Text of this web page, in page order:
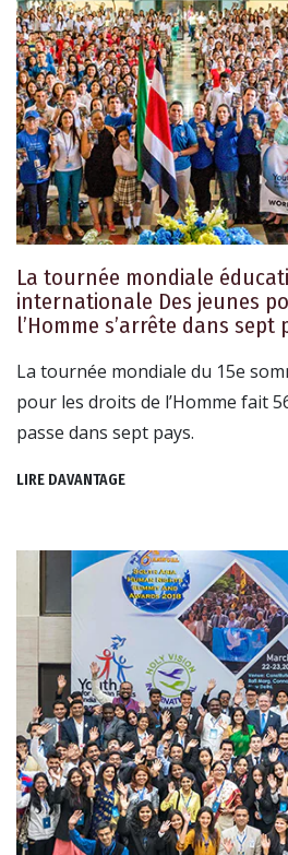
La tournée mondiale
internationale Des jeunes
l’Homme s’arrête dans sept
La tournée mondiale du 15e
pour les droits de l’Homme fait
passe dans sept pays.
LIRE DAVANTAGE